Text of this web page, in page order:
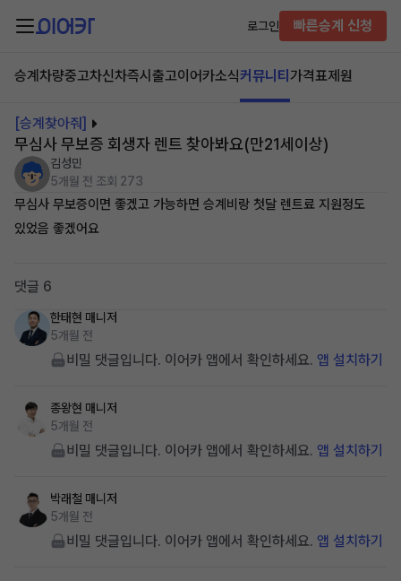
로그인 빠른승계 신청
승계차량중고차신차즉시출고이어카소식커뮤니티 가격표제원
[승계찾아줘]
무심사 무보증 회생자 렌트 찾아봐요(만21세이상)
김성민
5개월 전 조회 273
무심사 무보증이면 좋겠고 가능하면 승계비랑 첫달 렌트료 지원정도
있었음 좋겠어요
댓글 6
한태현 매니저
5개월 전
비밀 댓글입니다. 이어카 앱에서 확인하세요. 앱 설치하기
종왕현 매니저
5개월 전
비밀 댓글입니다. 이어카 앱에서 확인하세요. 앱 설치하기
박래철 매니저
5개월 전
비밀 댓글입니다. 이어카 앱에서 확인하세요. 앱 설치하기